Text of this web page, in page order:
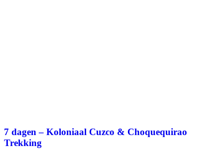
7 dagen – Koloniaal Cuzco & Choquequirao
Trekking